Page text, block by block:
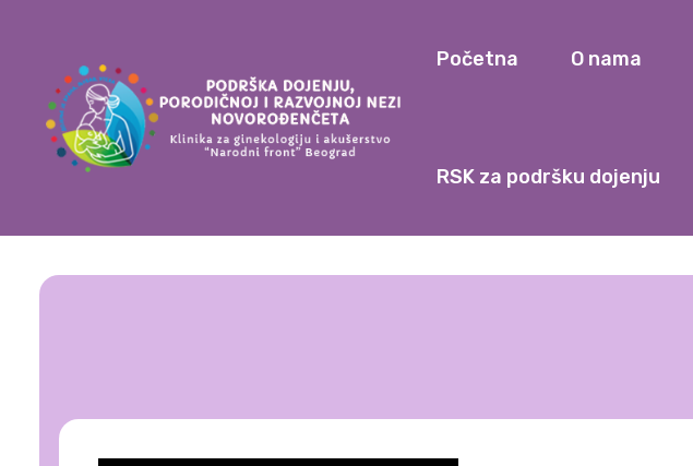
Početna O nama
RSK za podršku dojenju